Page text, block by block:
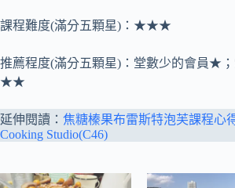
課程難度(滿分五顆星)：★★★
推薦程度(滿分五顆星)：堂數少的會員★
★★
延伸閱讀： 焦糖榛果布雷斯特泡芙課程心
Cooking Studio(C46)